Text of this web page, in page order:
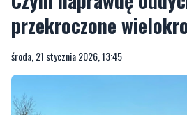
przekroczone
środa, 21 stycznia 2026, 13:45